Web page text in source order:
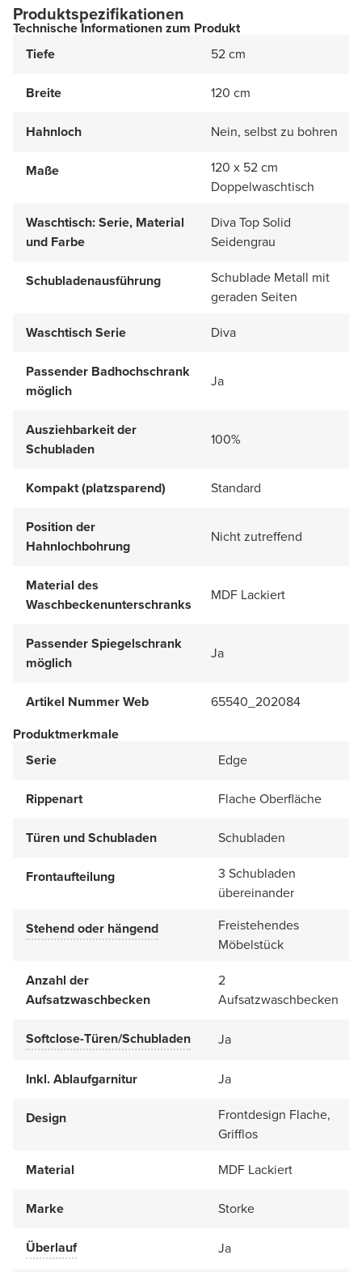
Produktspezifikationen
Technische Informationen zum Produkt
Tiefe
52 cm
Breite 120 cm
Hahnloch Nein, selbst zu bohren
Maße
120 x 52 cm
Doppelwaschtisch
Waschtisch: Serie, Material
und Farbe
Diva Top Solid
Seidengrau
Schubladenausführung
Schublade Metall mit
geraden Seiten
Waschtisch Serie
Diva
Passender Badhochschrank
möglich
Ja
Ausziehbarkeit der
Schubladen
100%
Kompakt (platzsparend) Standard
Position der
Hahnlochbohrung
Nicht zutreffend
Material des
Waschbeckenunterschranks
MDF Lackiert
Passender Spiegelschrank
möglich
Ja
Artikel Nummer Web
65540_202084
Produktmerkmale
Serie
Edge
Rippenart Flache Oberfläche
Türen und Schubladen Schubladen
Frontaufteilung
3 Schubladen
übereinander
Stehend oder hängend
Freistehendes
Möbelstück
Anzahl der
Aufsatzwaschbecken
2
Aufsatzwaschbecken
Softclose-Türen/Schubladen Ja
Inkl. Ablaufgarnitur Ja
Design
Frontdesign Flache,
Grifflos
Material
MDF Lackiert
Marke Storke
Überlauf Ja